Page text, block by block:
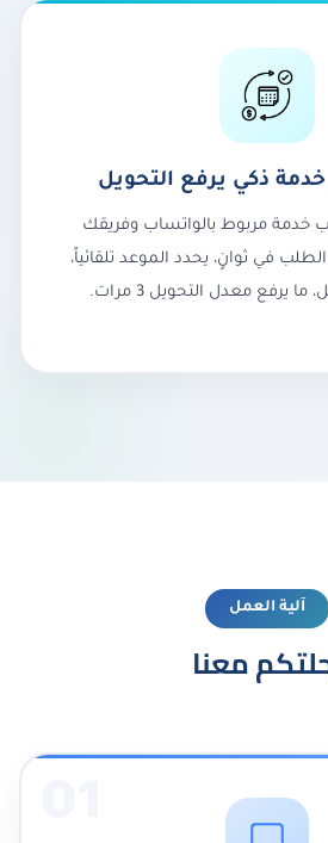
ذكي يرفع التحويل
خدمة مربوط بالواتساب وفريقك
في ثوانٍ، يحدد الموعد تلقائياً،
ما يرفع معدل التحويل 3 مرات.
آلية العمل
معنا